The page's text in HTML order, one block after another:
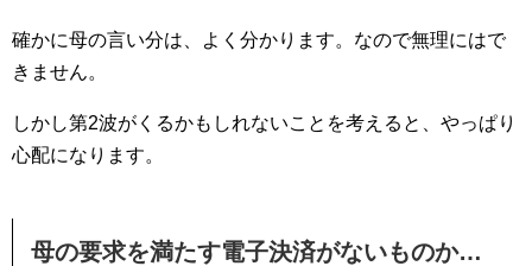
確かに母の言い分は、よく分かります。なので無理にはで
きません。
しかし第2波がくるかもしれないことを考えると、やっぱり
心配になります。
母の要求を満たす電子決済がないものか…